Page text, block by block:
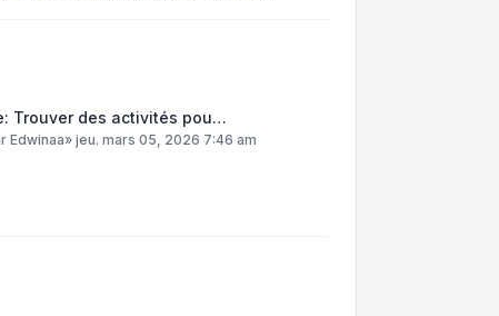
Trouver des activités pou…
Edwinaa» jeu. mars 05, 2026 7:46 am